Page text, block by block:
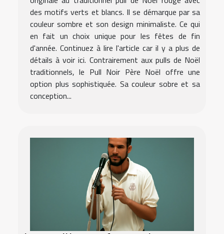
des motifs verts et blancs. Il se démarque par sa
couleur sombre et son design minimaliste. Ce qui
en fait un choix unique pour les fêtes de fin
d'année. Continuez à lire l'article car il y a plus de
détails à voir ici. Contrairement aux pulls de Noël
traditionnels, le Pull Noir Père Noël offre une
option plus sophistiquée. Sa couleur sobre et sa
conception...